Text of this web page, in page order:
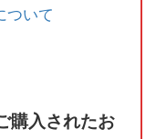
ついて
購入されたお